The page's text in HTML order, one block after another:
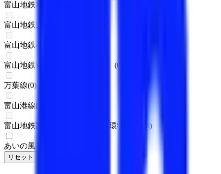
富山地鉄本線
富山地鉄立山線
富山地鉄不二越・上滝線
富山地鉄市内線【１・２系統】 (0
万葉線(0)
富山港線(
富山地鉄富山都心線【３系統(環状線)】 0)
あいの風とやま鉄道線
リセット